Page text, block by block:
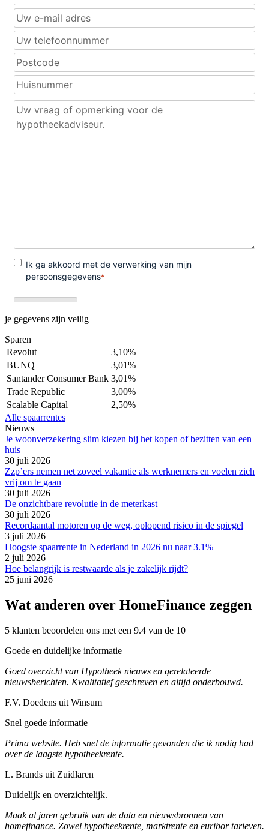
je gegevens zijn veilig
Sparen
Revolut
3,10%
BUNQ
3,01%
Santander Consumer Bank 3,01%
Trade Republic
3,00%
Scalable Capital
2,50%
Alle spaarrentes
Nieuws
Je woonverzekering slim kiezen bij het kopen of bezitten van een
huis
30 juli 2026
Zzp’ers nemen net zoveel vakantie als werknemers en voelen zich
vrij om te gaan
30 juli 2026
De onzichtbare revolutie in de meterkast
30 juli 2026
Recordaantal motoren op de weg, oplopend risico in de spiegel
3 juli 2026
Hoogste spaarrente in Nederland in 2026 nu naar 3.1%
2 juli 2026
Hoe belangrijk is restwaarde als je zakelijk rijdt?
25 juni 2026
Wat anderen over HomeFinance zeggen
5 klanten beoordelen ons met een 9.4 van de 10
Goede en duidelijke informatie
Goed overzicht van Hypotheek nieuws en gerelateerde
nieuwsberichten. Kwalitatief geschreven en altijd onderbouwd.
F.V. Doedens uit Winsum
Snel goede informatie
Prima website. Heb snel de informatie gevonden die ik nodig had
over de laagste hypotheekrente.
L. Brands uit Zuidlaren
Duidelijk en overzichtelijk.
Maak al jaren gebruik van de data en nieuwsbronnen van
homefinance. Zowel hypotheekrente, marktrente en euribor tarieven.